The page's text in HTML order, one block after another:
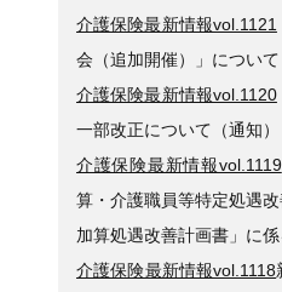
介護保険最新情報vol.1121
会（追加開催）」について
介護保険最新情報vol.1120
一部改正について（通知）
介護保険最新情報vol.1119
算・介護職員等特定処遇
加算処遇改善計画書」に
介護保険最新情報vol.1118